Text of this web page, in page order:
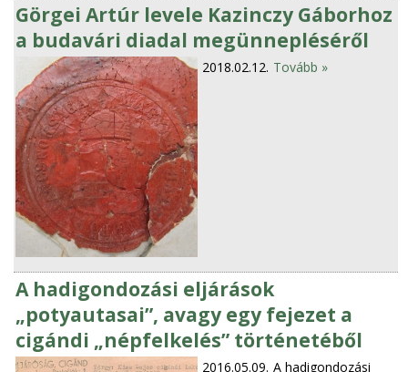
Görgei Artúr levele Kazinczy Gáborhoz
a budavári diadal megünnepléséről
2018.02.12. Tovább »
A hadigondozási eljárások
„potyautasai”, avagy egy fejezet a
cigándi „népfelkelés” történetéből
2016.05.09. A hadigondozási